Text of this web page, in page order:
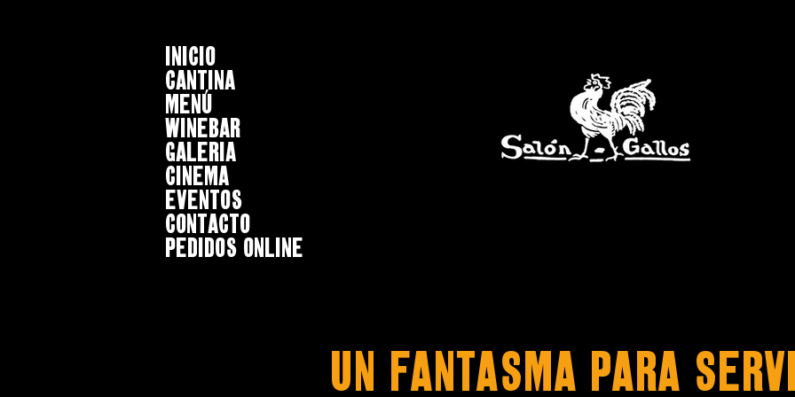
INICIO
CANTINA
MENÚ
WINEBAR
GALERIA
CINEMA
EVENTOS
CONTACTO
Pedidos online
UN FANTASMA PARA